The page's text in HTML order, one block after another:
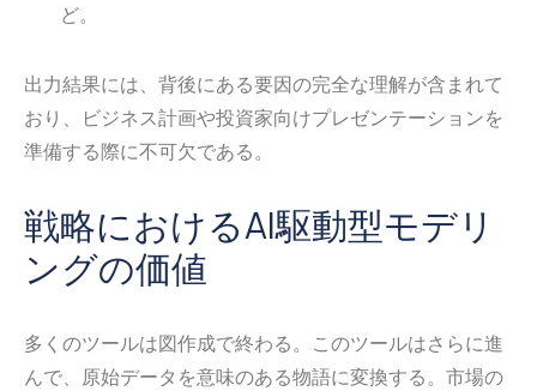
ど。
出力結果には、背後にある要因の完全な理解が含まれて
おり、ビジネス計画や投資家向けプレゼンテーションを
準備する際に不可欠である。
戦略におけるAI駆動型モデリ
ングの価値
多くのツールは図作成で終わる。このツールはさらに進
んで、原始データを意味のある物語に変換する。市場の